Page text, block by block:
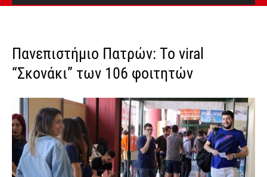
Πανεπιστήμιο Πατρών: Το viral
“Σκονάκι” των 106 φοιτητών